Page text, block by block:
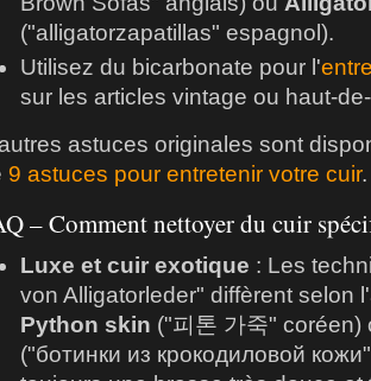
("alligatorzapatillas" espagnol).
Utilisez du bicarbonate pour l'
sur les articles vintage ou haut-
astuces originales sont
9 astuces pour entretenir votre cuir.
– Comment nettoyer du cuir
Luxe et cuir exotique : Les
von Alligatorleder" diffèrent selon
Python skin ("피톤 가죽"
("ботинки из крокодиловой